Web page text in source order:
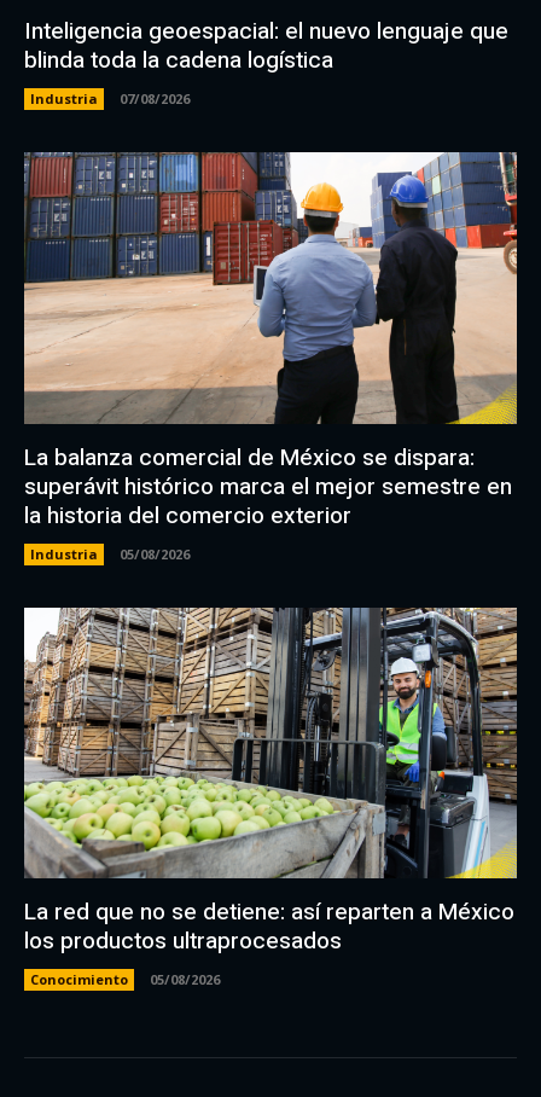
Inteligencia geoespacial: el nuevo lenguaje que
blinda toda la cadena logística
Industria 07/08/2026
La balanza comercial de México se dispara:
superávit histórico marca el mejor semestre en
la historia del comercio exterior
Industria 05/08/2026
La red que no se detiene: así reparten a México
los productos ultraprocesados
Conocimiento 05/08/2026